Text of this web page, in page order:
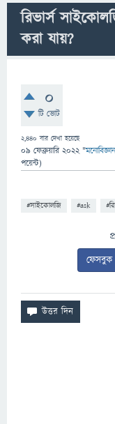
রিভার্স
করা যায়?
0
টি ভোট
2,440 বার দেখা হয়েছে
09 ফেব্রুয়ারি 2022 "মনোবিজ্ঞান
পয়েন্ট)
#সাইকোলজি #ask
ফেসবুক